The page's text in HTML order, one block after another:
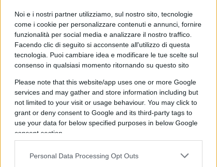
Noi e i nostri partner utilizziamo, sul nostro sito, tecnologie
come i cookie per personalizzare contenuti e annunci, fornire
funzionalità per social media e analizzare il nostro traffico.
Facendo clic di seguito si acconsente all'utilizzo di questa
tecnologia. Puoi cambiare idea e modificare le tue scelte sul
consenso in qualsiasi momento ritornando su questo sito
Please note that this website/app uses one or more Google
services and may gather and store information including but
not limited to your visit or usage behaviour. You may click to
grant or deny consent to Google and its third-party tags to
use your data for below specified purposes in below Google
consent section.
Personal Data Processing Opt Outs
LA FILIERA
da New York, dallostudio Reinhardt Savic Foley.
Non colpisce un singolo firmatario: investe l’intera
filiera, “proprietari, affiliati, redattori, giornalisti,
collaboratori, agenti”. Significa che la richiesta da
250 milioni di dollari non si esaurisce in Thomas
Mackinson, autore dei pezzi, né in Marco Travaglio